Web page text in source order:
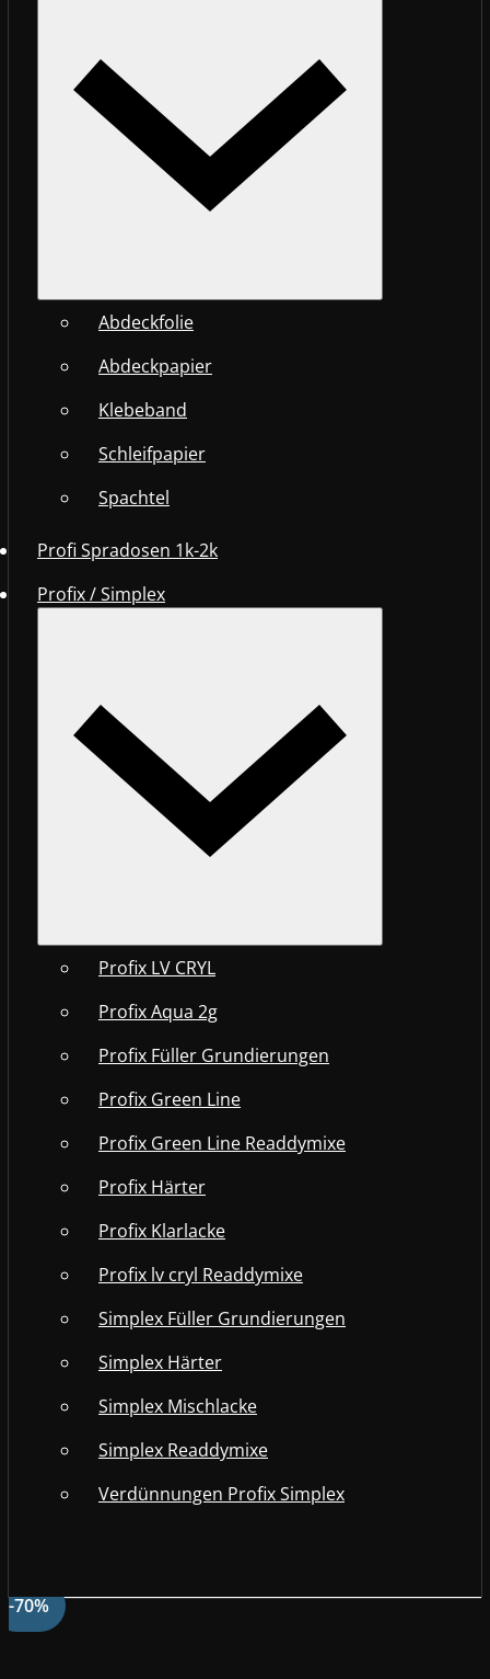
Abdeckfolie
Abdeckpapier
Klebeband
Schleifpapier
Spachtel
Profi Spradosen 1k-2k
Profix / Simplex
Profix LV CRYL
Profix Aqua 2g
Profix Füller Grundierungen
Profix Green Line
Profix Green Line Readdymixe
Profix Härter
Profix Klarlacke
Profix lv cryl Readdymixe
Simplex Füller Grundierungen
Simplex Härter
Simplex Mischlacke
Simplex Readdymixe
Verdünnungen Profix Simplex
-70%